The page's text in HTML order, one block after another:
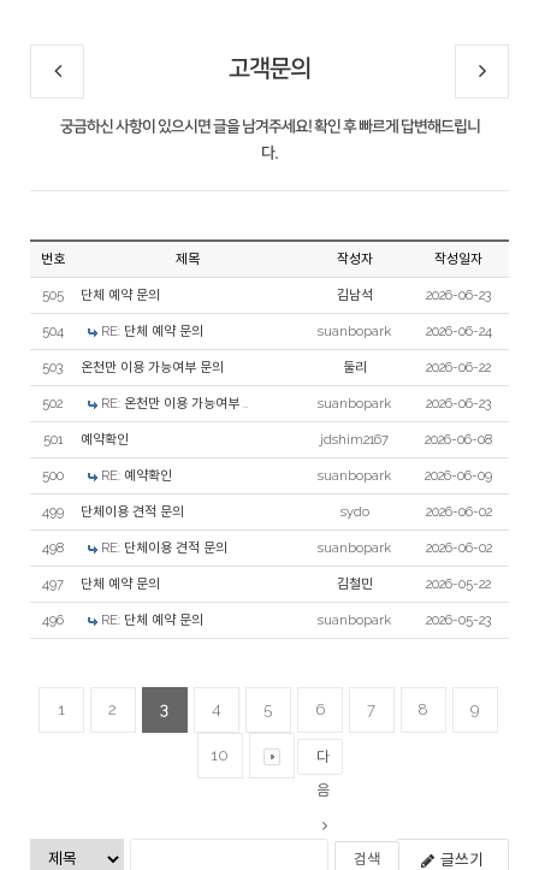
고객문의
궁금하신 사항이 있으시면 글을 남겨주세요! 확인 후 빠르게 답변해드립니
다.
번호 제목 작성자 작성일자
505 단체 예약 문의 김남석 2026-06-23
504 RE: 단체 예약 문의 suanbopark 2026-06-24
503 온천만 이용 가능여부 문의 둘리 2026-06-22
502 RE: 온천만 이용 가능여부 .. suanbopark 2026-06-23
501 예약확인 jdshim2167 2026-06-08
500 RE: 예약확인 suanbopark 2026-06-09
499 단체이용 견적 문의 sydo 2026-06-02
498 RE: 단체이용 견적 문의 suanbopark 2026-06-02
497 단체 예약 문의 김철민 2026-05-22
496 RE: 단체 예약 문의 suanbopark 2026-05-23
1 2 3 4 5 6 7 8 9
10
다
음
글쓰기